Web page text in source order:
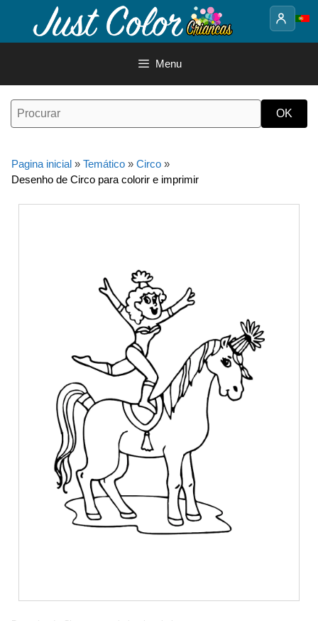
o
Menu
Pagina inicial » Temático » Circo »
Desenho de Circo para colorir e imprimir